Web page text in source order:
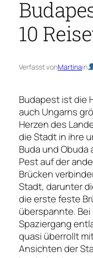
10
Verfasst vonMartinain
Budapest ist die
auch Ungarns
Herzen des
die Stadt in ihre
Buda und
Pest auf der
Brücken
Stadt, darunter
die erste feste
überspannte.
Spaziergang
quasi überrollt
Ansichten der